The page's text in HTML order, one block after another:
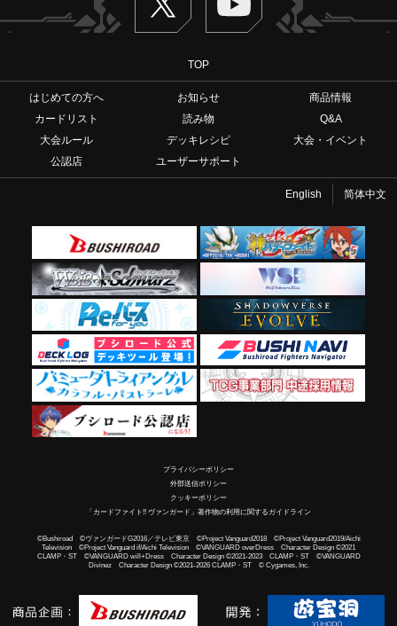
TOP
はじめての方へ お知らせ
商品情報
カードリスト
読み物
Q&A
大会ルール
デッキレシピ
大会・イベント
公認店
ユーザーサポート
English 简体中文
プライバシーポリシー
外部送信ポリシー
クッキーポリシー
「カードファイト!! ヴァンガード」著作物の利用に関するガイドライン
©Bushiroad ©ヴァンガードG2016／テレビ東京 ©Project Vanguard2018 ©Project Vanguard2019/Aichi
Television ©Project Vanguard if/Aichi Television ©VANGUARD overDress Character Design ©2021
CLAMP・ST ©VANGUARD will+Dress Character Design ©2021-2023 CLAMP・ST ©VANGUARD
Divinez Character Design ©2021-2026 CLAMP・ST © Cygames, Inc.